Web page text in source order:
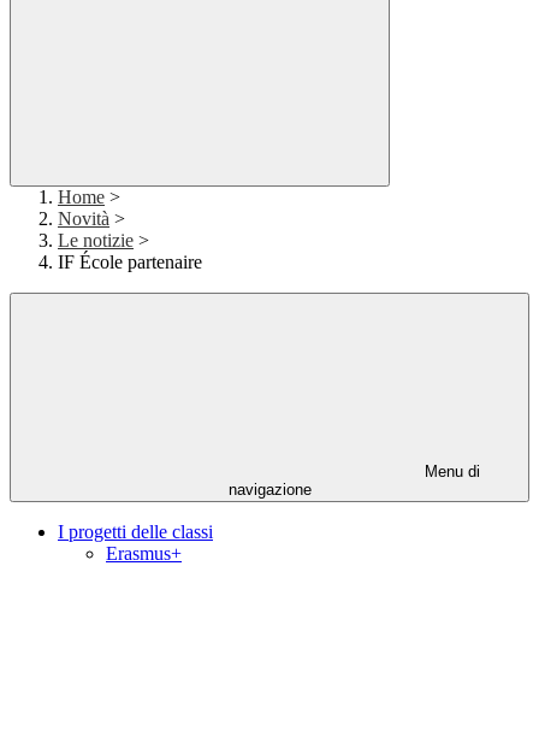
Home >
Novità >
Le notizie >
IF École partenaire
Menu di
navigazione
I progetti delle classi
Erasmus+